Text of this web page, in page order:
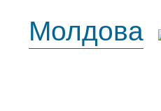
Молдова